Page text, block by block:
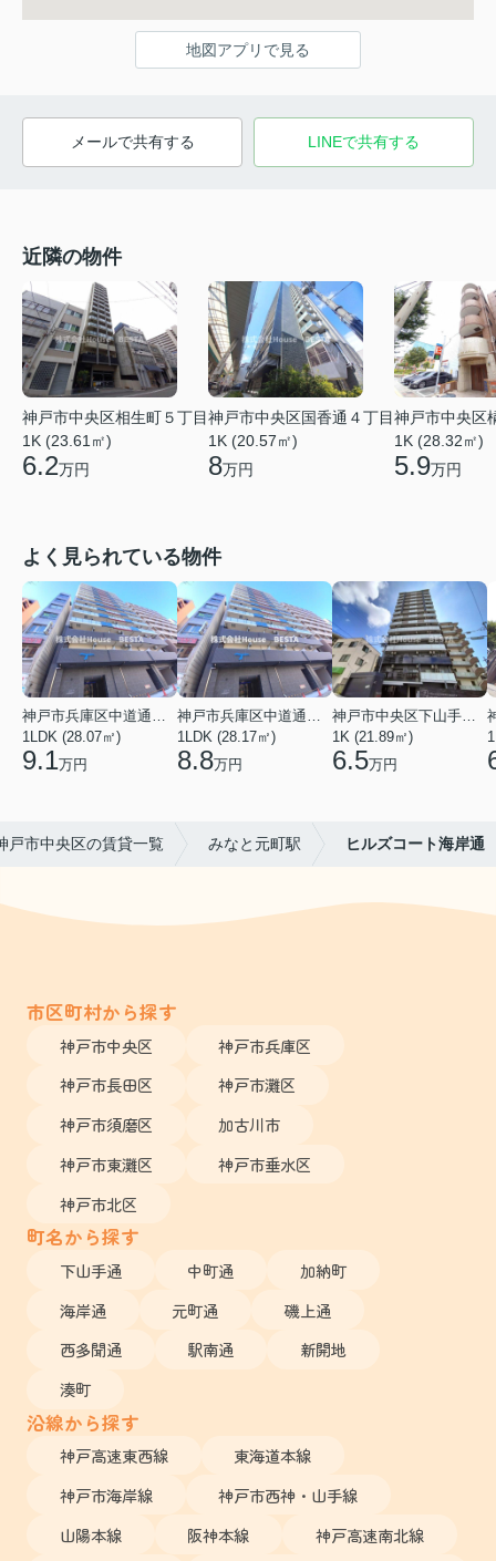
地図アプリで見る
メールで共有する LINEで共有する
近隣の物件
神戸市中央区相生町５丁目
1K (23.61㎡)
6.2万円
神戸市中央区国香通４丁目
1K (20.57㎡)
8万円
神戸市中央区
1K (28.32㎡)
5.9万円
よく見られている物件
1LDK (28.07㎡)
9.1万円
1LDK (28.17㎡)
8.8万円
1K (21.89㎡)
6.5万円
戸市中央区の賃貸一覧 みなと元町駅 ヒルズコート海岸通
市区町村から探す
神戸市中央区
神戸市兵庫区
神戸市長田区
神戸市灘区
神戸市須磨区
加古川市
神戸市東灘区
神戸市垂水区
神戸市北区
町名から探す
下山手通 中町通
加納町
海岸通
元町通
磯上通
西多聞通
駅南通
新開地
湊町
沿線から探す
神戸高速東西線
東海道本線
神戸市海岸線
神戸市西神・山手線
山陽本線
阪神本線
神戸高速南北線